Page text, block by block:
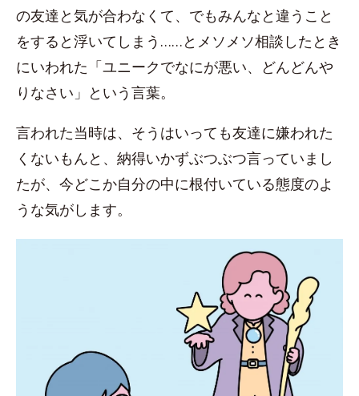
の友達と気が合わなくて、でもみんなと違うこと
をすると浮いてしまう……とメソメソ相談したとき
にいわれた「ユニークでなにが悪い、どんどんや
りなさい」という言葉。
言われた当時は、そうはいっても友達に嫌われた
くないもんと、納得いかずぶつぶつ言っていまし
たが、今どこか自分の中に根付いている態度のよ
うな気がします。